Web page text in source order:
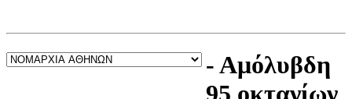
- Αμόλυβδη